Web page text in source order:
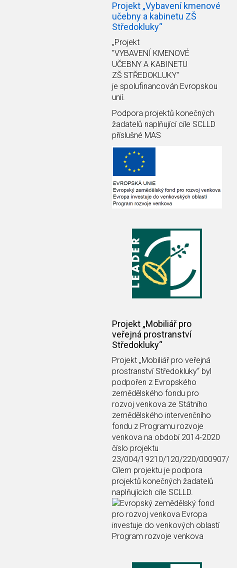
Projekt „Vybavení kmenové
učebny a kabinetu ZŠ
Středokluky“
„Projekt
"VYBAVENÍ KMENOVÉ
UČEBNY A KABINETU
ZŠ STŘEDOKLUKY"
je spolufinancován Evropskou
unií.
Podpora projektů konečných
žadatelů naplňující cíle SCLLD
příslušné MAS
Projekt „Mobiliář pro
veřejná prostranství
Středokluky“
Projekt „Mobiliář pro veřejná
prostranství Středokluky“ byl
podpořen z Evropského
zemědělského fondu pro
rozvoj venkova ze Státního
zemědělského intervenčního
fondu z Programu rozvoje
venkova na období 2014-2020
číslo projektu
23/004/19210/120/220/000907/
Cílem projektu je podpora
projektů konečných žadatelů
naplňujících cíle SCLLD.